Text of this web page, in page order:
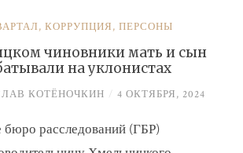
, КОРРУПЦИЯ, ПЕРСОНЫ
чиновники мать и сын
на уклонистах
КОТЁНОЧКИН / 4 ОКТЯБРЯ, 2024
бюро расследований (ГБР)